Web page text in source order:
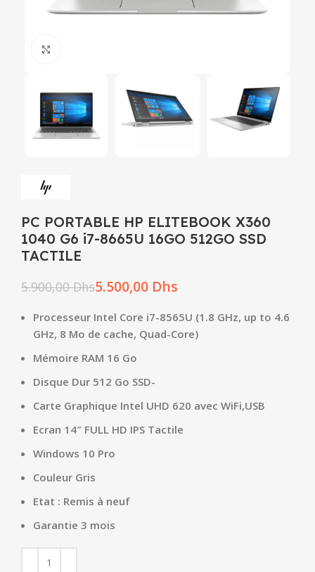
PC PORTABLE HP ELITEBOOK X360
1040 G6 i7-8665U 16GO 512GO SSD
TACTILE
5.900,00Dhs5.500,00 Dhs
Processeur Intel Core i7-8565U (1.8 GHz, up to 4.6
GHz, 8 Mo de cache, Quad-Core)
Mémoire RAM 16 Go
Disque Dur 512 Go SSD-
Carte Graphique Intel UHD 620 avec WiFi,USB
Ecran 14″ FULL HD IPS Tactile
Windows 10 Pro
Couleur Gris
Etat : Remis à neuf
Garantie 3 mois